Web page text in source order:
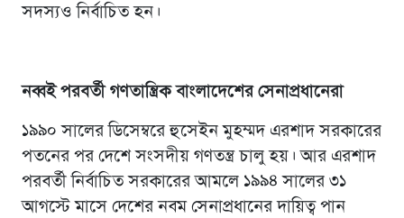
সদস্যও নির্বাচিত হন।
নব্বই পরবর্তী গণতান্ত্রিক বাংলাদেশের সেনাপ্রধানেরা
১৯৯০ সালের ডিসেম্বরে হুসেইন মুহম্মদ এরশাদ সরকারের
পতনের পর দেশে সংসদীয় গণতন্ত্র চালু হয়। আর এরশাদ
পরবর্তী নির্বাচিত সরকারের আমলে ১৯৯৪ সালের ৩১
আগস্টে মাসে দেশের নবম সেনাপ্রধানের দায়িত্ব পান